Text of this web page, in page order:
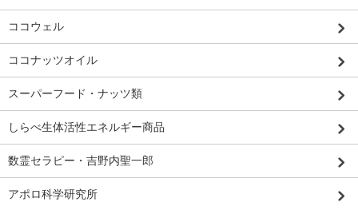
ココウェル
ココナッツオイル
スーパーフード・ナッツ類
しらべ生体活性エネルギー商品
数霊セラピー・吉野内聖一郎
アポロ科学研究所